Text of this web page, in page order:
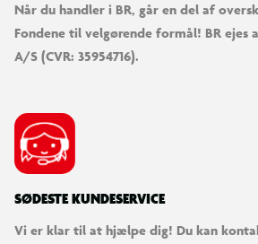
Når du handler i BR, går en del af
Fondene til velgørende formål! BR ejes
A/S (CVR: 35954716).
SØDESTE KUNDESERVICE
Vi er klar til at hjælpe dig! Du kan